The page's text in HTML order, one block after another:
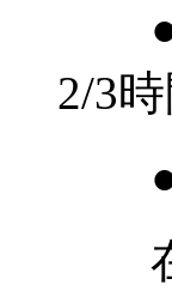
●
2/3
●
在